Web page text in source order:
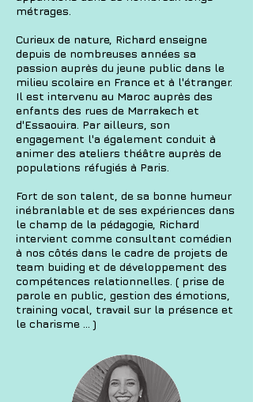
métrages.
Curieux de nature, Richard enseigne
depuis de nombreuses années sa
passion auprès du jeune public dans le
milieu scolaire en France et à l'étranger.
Il est intervenu au Maroc auprès des
enfants des rues de Marrakech et
d'Essaouira. Par ailleurs, son
engagement l'a également conduit à
animer des ateliers théâtre auprès de
populations réfugiés à Paris.
Fort de son talent, de sa bonne humeur
inébranlable et de ses expériences dans
le champ de la pédagogie, Richard
intervient comme consultant comédien
à nos côtés dans le cadre de projets de
team buiding et de développement des
compétences relationnelles. ( prise de
parole en public, gestion des émotions,
training vocal, travail sur la présence et
le charisme ... )